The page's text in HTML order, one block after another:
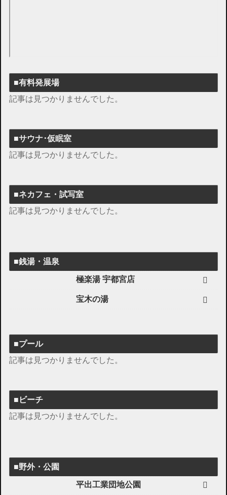
■有料発展場
記事は見つかりませんでした。
■サウナ･仮眠室
記事は見つかりませんでした。
■ネカフェ・試写室
記事は見つかりませんでした。
■銭湯・温泉
極楽湯 宇都宮店
宝木の湯
■プール
記事は見つかりませんでした。
■ビーチ
記事は見つかりませんでした。
■野外・公園
平出工業団地公園